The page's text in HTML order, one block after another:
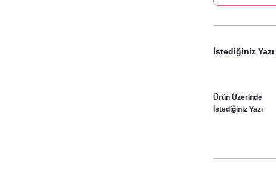
İstediğiniz Yazı
Ürün Üzerinde
İstediğiniz Yazı